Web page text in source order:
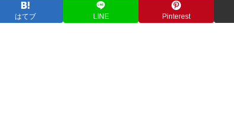
はてブ LINE Pinterest